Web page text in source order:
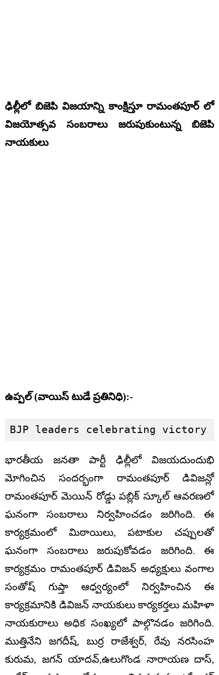
ఢిల్లీలో బిజెపి విజయాన్ని కాంక్షిస్తూ రామంతపూర్ లో
విజయోత్సవ సంబరాలు జరుపుకుంటున్న బిజెపి
నాయకులు
ఉప్పల్ (వాయిస్ టుడే ప్రతినిధి):-
BJP leaders celebrating victory
భారతీయ జనతా పార్టీ ఢిల్లీలో విజయదుందుభి
మోగించిన సందర్భంగా రామంతపూర్ డివిజన్లో
రామంతపూర్ మెయిన్ రోడ్డు పబ్లిక్ స్కూల్ ఆవరణలో
ఘనంగా సంబరాలు నిర్వహించడం జరిగింది. ఈ
కార్యక్రమంలో మిఠాయిలు, పటాకుల చప్పులతో
ఘనంగా సంబరాలు జరుపుకోవడం జరిగింది. ఈ
కార్యక్రమం రామంతపూర్ డివిజన్ అధ్యక్షులు వంగాల
సంతోష్ గుప్తా ఆధ్వర్యంలో నిర్వహించిన ఈ
కార్యక్రమానికి డివిజన్ నాయకులు కార్యకర్తలు మహిళా
నాయకురాలు అధిక సంఖ్యలో పాల్గొనడం జరిగింది.
ముత్తినేని జగదీష్, బుర్ర రాజేశ్వర్, రేవు నరసింహ
కురుమ, జగన్ యాదవ్,ఉలుగొండ నారాయణ దాస్,